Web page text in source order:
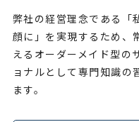
弊社の経営理念である「
顔に」を実現するため、
えるオーダーメイド型の
ョナルとして専門知識の
ます。